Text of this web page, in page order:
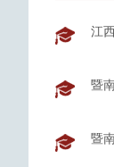
江
暨
暨